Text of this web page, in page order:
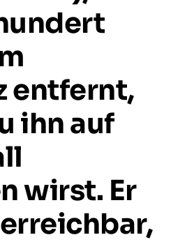
entfernt,
ihnauf
wirst. Er
erreichbar,